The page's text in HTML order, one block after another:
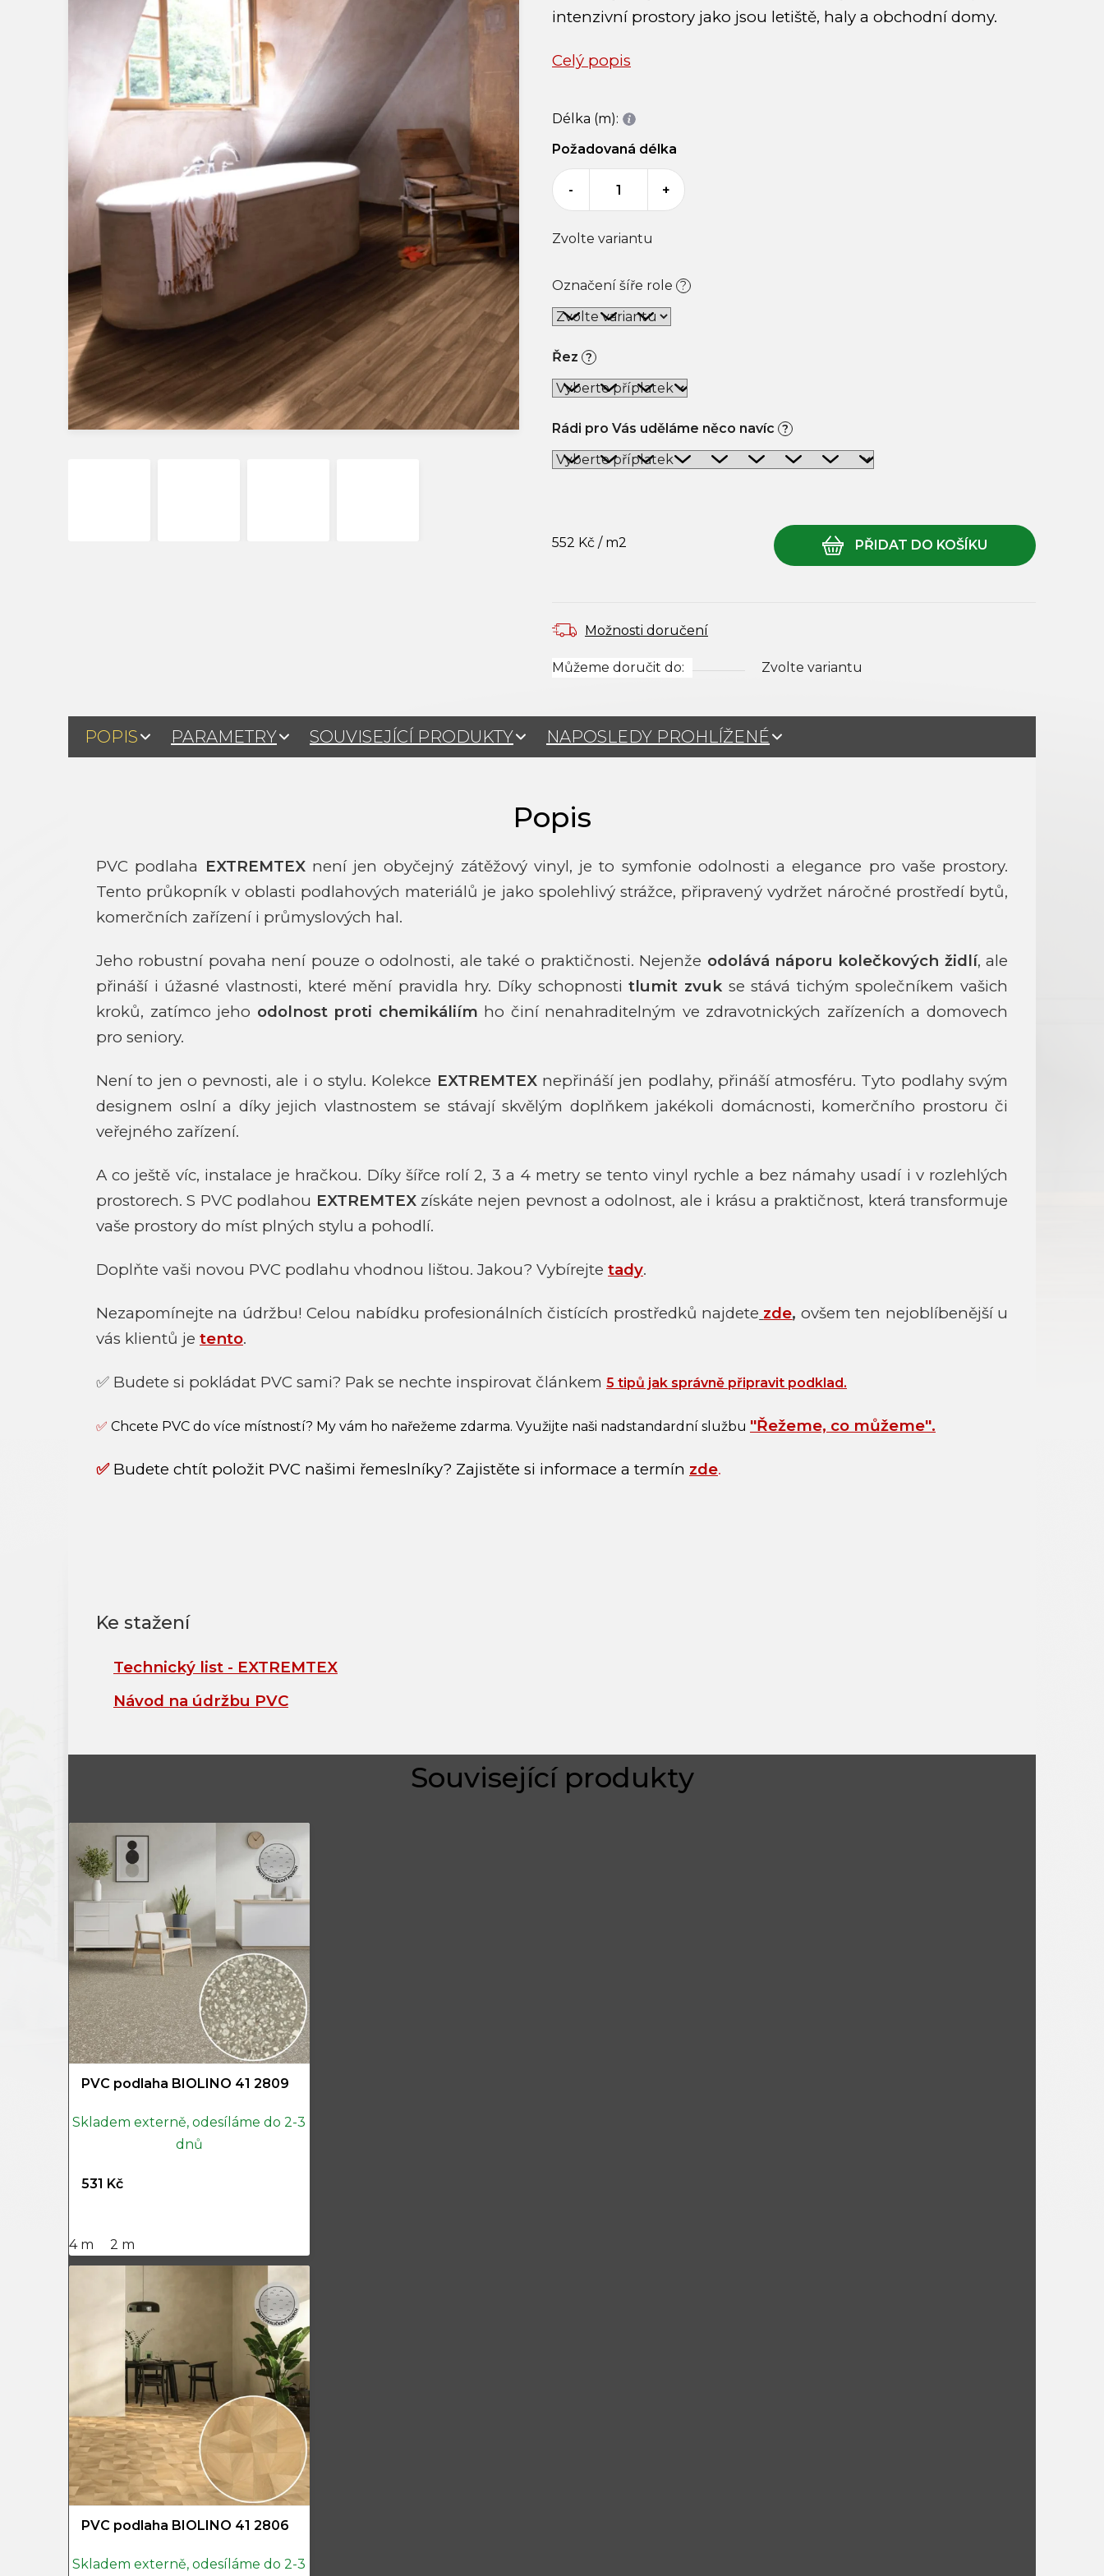
intenzivní prostory jako jsou letiště, haly a obchodní domy.
Celý popis
Označení šíře role ?
Řez ?
Rádi pro Vás uděláme něco navíc ?
Můžeme doručit do: Zvolte variantu
552 Kč / m2
Zvolte variantu
Možnosti doručení
Délka (m):
Požadovaná délka
- +
POPIS PARAMETRY SOUVISEJÍCÍ PRODUKTY NAPOSLEDY PROHLÍŽENÉ
PVC podlaha EXTREMTEXnení jen obyčejný zátěžový vinyl, je to symfonie odolnosti a elegance pro vaše prostory.
Tento průkopník v oblasti podlahových materiálů je jako spolehlivý strážce, připravený vydržet náročné prostředí bytů,
komerčních zařízení i průmyslových hal.
Jeho robustní povaha není pouze o odolnosti, ale také o praktičnosti. Nejenže odolává náporu kolečkových židlí, ale
přináší i úžasné vlastnosti, které mění pravidla hry. Díky schopnostitlumit zvukse stává tichým společníkem vašich
kroků, zatímco jeho odolnost proti chemikáliím ho činí nenahraditelným ve zdravotnických zařízeních a domovech
pro seniory.
Není to jen o pevnosti, ale i o stylu. Kolekce EXTREMTEXnepřináší jen podlahy, přináší atmosféru. Tyto podlahy svým
designem oslní a díky jejich vlastnostem se stávají skvělým doplňkem jakékoli domácnosti, komerčního prostoru či
veřejného zařízení.
A co ještě víc, instalace je hračkou. Díky šířce rolí 2, 3 a 4 metry se tento vinyl rychle a bez námahy usadí i v rozlehlých
prostorech. S PVC podlahou EXTREMTEXzískáte nejen pevnost a odolnost, ale i krásu a praktičnost, která transformuje
vaše prostory do míst plných stylu a pohodlí.
Doplňte vaši novou PVC podlahu vhodnou lištou. Jakou? Vybírejte tady.
Nezapomínejte na údržbu! Celou nabídku profesionálních čistících prostředků najdete zde, ovšem ten nejoblíbenější u
vás klientů je tento.
✅ Budete si pokládat PVC sami? Pak se nechte inspirovat článkem 5 tipů jak správně připravit podklad.
✅ Chcete PVC do více místností? My vám ho nařežeme zdarma. Využijte naši nadstandardní službu "Řežeme, co můžeme".
✅ Budete chtít položit PVC našimi řemeslníky? Zajistěte si informace a termín zde.
Technický list - EXTREMTEX
Návod na údržbu PVC
PVC podlaha BIOLINO 41 2809
Skladem externě, odesíláme do 2-3
dnů
531 Kč
4 m 2 m
PVC podlaha BIOLINO 41 2806
Skladem externě, odesíláme do 2-3